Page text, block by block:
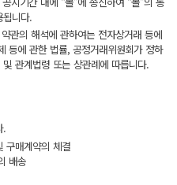
니다.
관의 해석에 관하여는 전자상거래 등에
등에 관한 법률, 공정거래위원회가 정하
관계법령 또는 상관례에 따릅니다.
.
매계약의 체결
배송